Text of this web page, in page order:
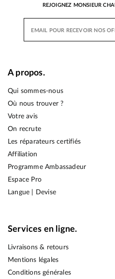
REJOIGNEZ MONSIEUR
A propos.
Qui sommes-nous
Où nous trouver ?
Votre avis
On recrute
Les réparateurs certifiés
Affiliation
Programme Ambassadeur
Espace Pro
Langue | Devise
Services en ligne.
Livraisons & retours
Mentions légales
Conditions générales